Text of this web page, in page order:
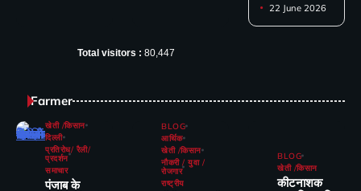
22 June 2026
Total visitors : 80,447
Farmer
खेती /किसान
दिल्ली
प्रतिरोध/ रैली/
प्रदर्शन
समाचार
पंजाब के
BLOG
आर्थिक
खेती /किसान
नौकरी / युवा /
रोजगार
राष्ट्रीय
BLOG
खेती /किसान
कीटनाशक